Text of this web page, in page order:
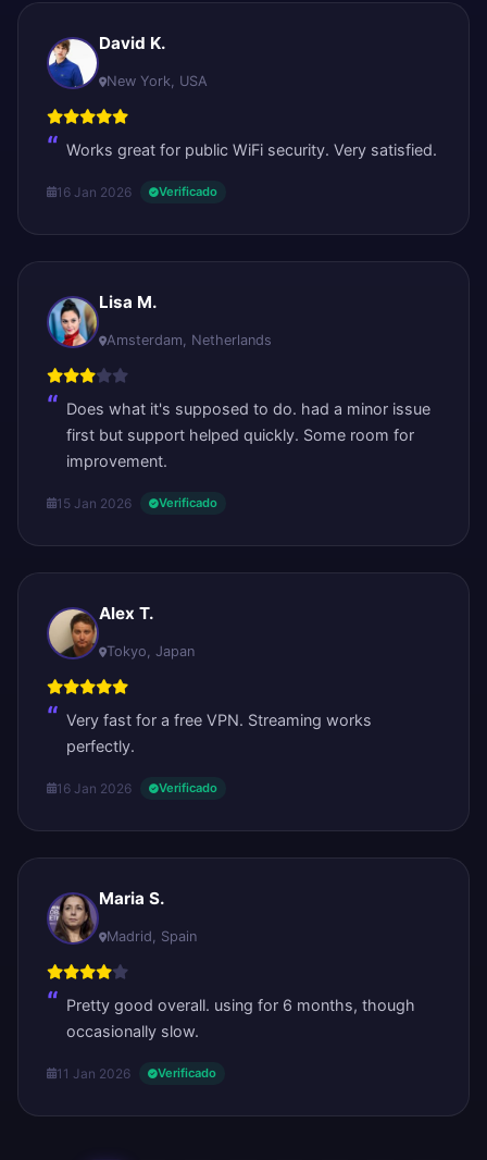
David K.
New York, USA
Works great for public WiFi security. Very satisfied.
16 Jan 2026 Verificado
Lisa M.
Amsterdam, Netherlands
Does what it's supposed to do. had a minor issue
first but support helped quickly. Some room for
improvement.
15 Jan 2026 Verificado
Alex T.
Tokyo, Japan
Very fast for a free VPN. Streaming works
perfectly.
16 Jan 2026 Verificado
Maria S.
Madrid, Spain
Pretty good overall. using for 6 months, though
occasionally slow.
11 Jan 2026 Verificado